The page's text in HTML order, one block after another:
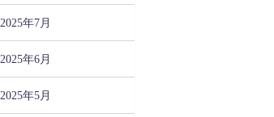
2025年7月
2025年6月
2025年5月